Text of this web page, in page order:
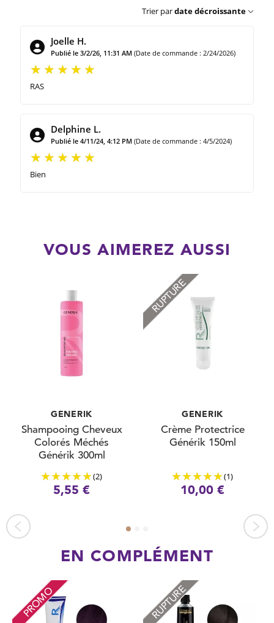
Trier pardate décroissante
Joelle H.
Publié le 3/2/26, 11:31 AM (Date de commande : 2/24/2026)
RAS
Delphine L.
Publié le 4/11/24, 4:12 PM (Date de commande : 4/5/2024)
Bien
VOUS AIMEREZ AUSSI
GENERIK
Shampooing Cheveux
Colorés Méchés
Générik 300ml
(2)
5,55 €
RUPTURE
GENERIK
Crème Protectrice
Générik 150ml
(1)
10,00 €
EN COMPLÉMENT
PROMO RUPTURE